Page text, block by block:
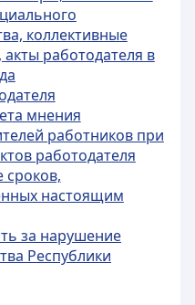
коллективные
работодателя в
мнения
работников при
работодателя
сроков,
настоящим
за нарушение
Республики